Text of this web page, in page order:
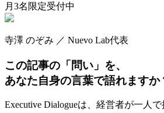
月3名限定受付中
寺澤 のぞみ ／ Nuevo Lab代表
この記事の「問い」を、
あなた自身の言葉で語れますか
Executive Dialogueは、経営者が一人